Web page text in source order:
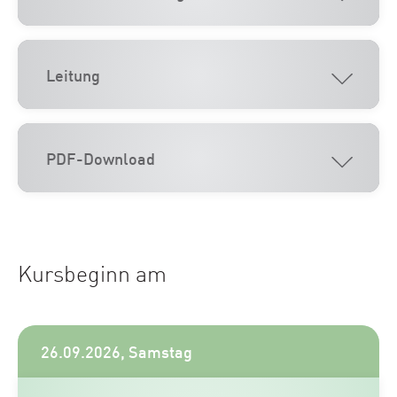
Leitung
PDF-Download
Kursbeginn am
26.09.2026, Samstag